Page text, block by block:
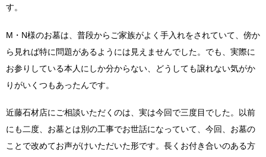
す。
M・N様のお墓は、普段からご家族がよく手入れをされていて、傍か
ら見れば特に問題があるようには見えませんでした。でも、実際に
お参りしている本人にしか分からない、どうしても譲れない気がか
りがいくつもあったんです。
近藤石材店にご相談いただくのは、実は今回で三度目でした。以前
にも二度、お墓とは別の工事でお世話になっていて、今回、お墓の
ことで改めてお声がけいただいた形です。長くお付き合いのある方